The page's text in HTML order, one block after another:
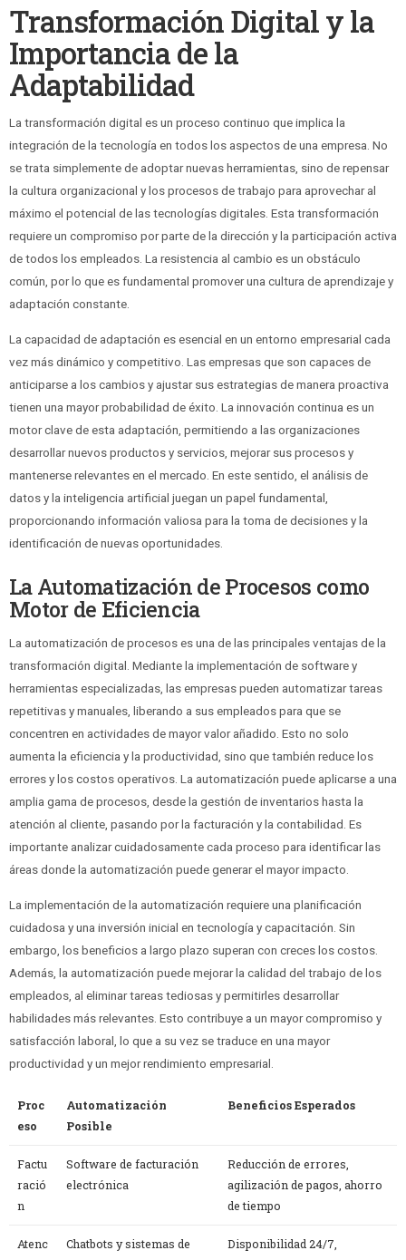
Transformación Digital y la
Importancia de la
Adaptabilidad
La transformación digital es un proceso continuo que implica la
integración de la tecnología en todos los aspectos de una empresa. No
se trata simplemente de adoptar nuevas herramientas, sino de repensar
la cultura organizacional y los procesos de trabajo para aprovechar al
máximo el potencial de las tecnologías digitales. Esta transformación
requiere un compromiso por parte de la dirección y la participación activa
de todos los empleados. La resistencia al cambio es un obstáculo
común, por lo que es fundamental promover una cultura de aprendizaje y
adaptación constante.
La capacidad de adaptación es esencial en un entorno empresarial cada
vez más dinámico y competitivo. Las empresas que son capaces de
anticiparse a los cambios y ajustar sus estrategias de manera proactiva
tienen una mayor probabilidad de éxito. La innovación continua es un
motor clave de esta adaptación, permitiendo a las organizaciones
desarrollar nuevos productos y servicios, mejorar sus procesos y
mantenerse relevantes en el mercado. En este sentido, el análisis de
datos y la inteligencia artificial juegan un papel fundamental,
proporcionando información valiosa para la toma de decisiones y la
identificación de nuevas oportunidades.
La Automatización de Procesos como
Motor de Eficiencia
La automatización de procesos es una de las principales ventajas de la
transformación digital. Mediante la implementación de software y
herramientas especializadas, las empresas pueden automatizar tareas
repetitivas y manuales, liberando a sus empleados para que se
concentren en actividades de mayor valor añadido. Esto no solo
aumenta la eficiencia y la productividad, sino que también reduce los
errores y los costos operativos. La automatización puede aplicarse a una
amplia gama de procesos, desde la gestión de inventarios hasta la
atención al cliente, pasando por la facturación y la contabilidad. Es
importante analizar cuidadosamente cada proceso para identificar las
áreas donde la automatización puede generar el mayor impacto.
La implementación de la automatización requiere una planificación
cuidadosa y una inversión inicial en tecnología y capacitación. Sin
embargo, los beneficios a largo plazo superan con creces los costos.
Además, la automatización puede mejorar la calidad del trabajo de los
empleados, al eliminar tareas tediosas y permitirles desarrollar
habilidades más relevantes. Esto contribuye a un mayor compromiso y
satisfacción laboral, lo que a su vez se traduce en una mayor
productividad y un mejor rendimiento empresarial.
Proc
eso
Automatización
Posible
Beneficios Esperados
Factu
ració
n
Software de facturación
electrónica
Reducción de errores,
agilización de pagos, ahorro
de tiempo
Atenc
Chatbots y sistemas de
Disponibilidad 24/7,